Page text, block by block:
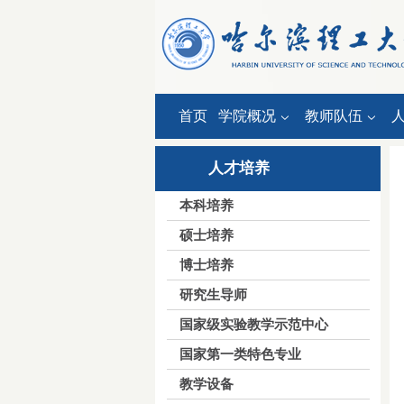
首页 学院概况 教师队伍
人才培养
本科培养
硕士培养
博士培养
研究生导师
国家级实验教学示范中心
国家第一类特色专业
教学设备